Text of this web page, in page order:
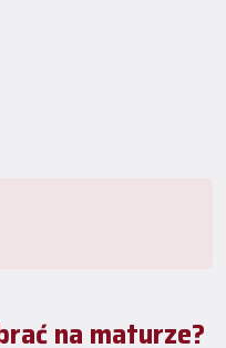
na maturze?